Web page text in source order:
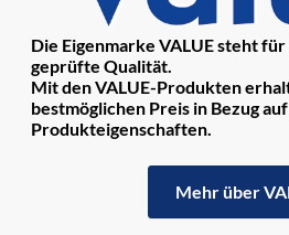
Die Eigenmarke VALUE steht
geprüfte Qualität.
Mit den VALUE-Produkten
bestmöglichen Preis in Bezug
Produkteigenschaften.
Mehr über